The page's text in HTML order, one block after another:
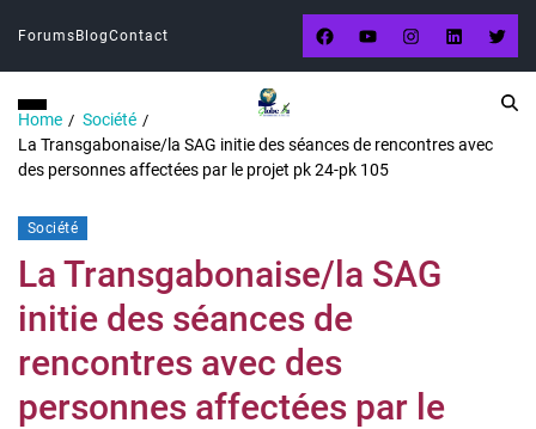
Forums BlogContact
Home
Société
La Transgabonaise/la SAG initie des séances de rencontres avec
des personnes affectées par le projet pk 24-pk 105
Société
La Transgabonaise/la SAG
initie des séances de
rencontres avec des
personnes affectées par le